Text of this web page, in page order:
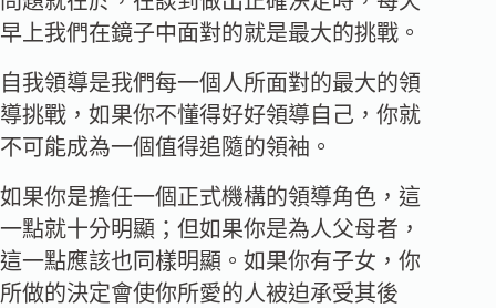
早上我們在鏡子中面對的就是最大的挑戰。
自我領導是我們每一個人所面對的最大的領
導挑戰，如果你不懂得好好領導自己，你就
不可能成為一個值得追隨的領袖。
如果你是擔任一個正式機構的領導角色，這
一點就十分明顯；但如果你是為人父母者，
這一點應該也同樣明顯。如果你有子女，你
所做的決定會使你所愛的人被迫承受其後